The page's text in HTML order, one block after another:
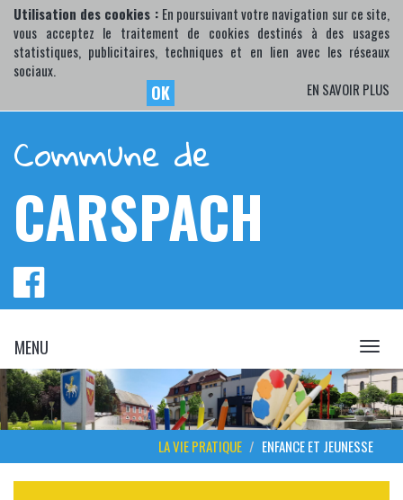
Utilisation des cookies : En poursuivant votre navigation sur ce site,
vous acceptez le traitement de cookies destinés à des usages
statistiques, publicitaires, techniques et en lien avec les réseaux
sociaux.
OK EN SAVOIR PLUS
Commune de
CARSPACH
MENU
MENU
LA VIE PRATIQUE ENFANCE ET JEUNESSE